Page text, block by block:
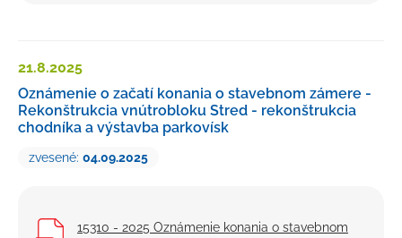
21.8.2025
Oznámenie o začatí konania o stavebnom zámere -
Rekonštrukcia vnútrobloku Stred - rekonštrukcia
chodníka a výstavba parkovísk
zvesené: 04.09.2025
15310 - 2025 Oznámenie konania o stavebnom